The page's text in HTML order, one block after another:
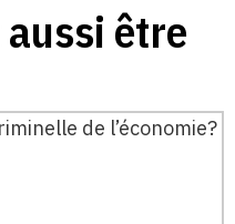
être